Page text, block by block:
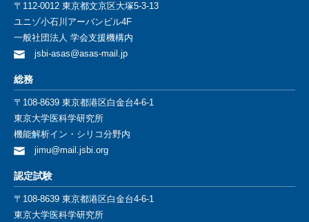
〒112-0012 東京都⽂京区⼤塚5-3-13
ユニゾ⼩⽯川アーバンビル4F
⼀般社団法⼈ 学会⽀援機構内
jsbi-asas@asas-mail.jp
総務
〒108-8639 東京都港区白金台4-6-1
東京大学医科学研究所
機能解析イン・シリコ分野内
jimu@mail.jsbi.org
認定試験
〒108-8639 東京都港区白金台4-6-1
東京大学医科学研究所